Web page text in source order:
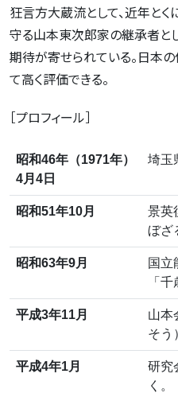
狂言方大蔵流として、近年と
守る山本東次郎家の継承者と
期待が寄せられている。日本
て高く評価できる。
［プロフィール］
昭和46年（1971年）
4月4日
埼玉
昭和51年10月
景英
ぼざ
昭和63年9月
国立
「
平成3年11月
山本
そう
平成4年1月
研究
く。